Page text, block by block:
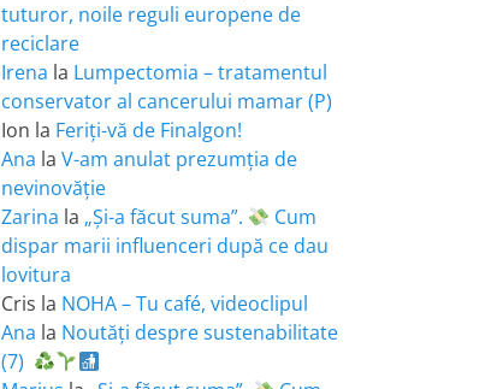
tuturor, noile reguli europene de
reciclare
Irena la Lumpectomia – tratamentul
conservator al cancerului mamar (P)
Ion la Feriţi-vă de Finalgon!
Ana la V-am anulat prezumția de
nevinovăție
Zarina la „Și-a făcut suma”.
Cum
dispar marii influenceri după ce dau
lovitura
Cris la NOHA – Tu café, videoclipul
Ana la Noutăți despre sustenabilitate
(7)